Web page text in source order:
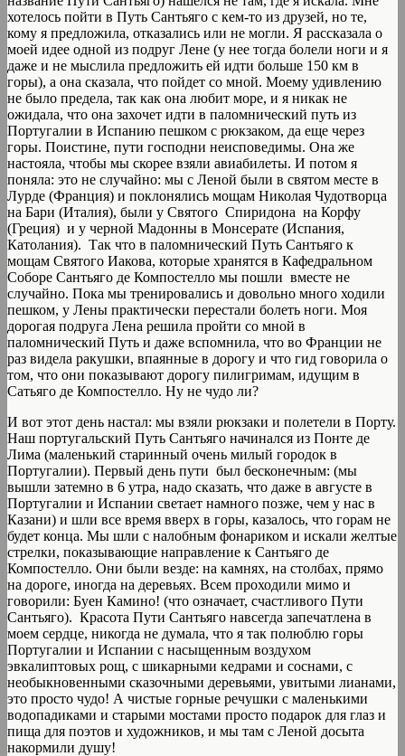
хотелось пойти в Путь Сантьяго с кем-то из друзей, но те,
кому я предложила, отказались или не могли. Я рассказала о
моей идее одной из подруг Лене (у нее тогда болели ноги и я
даже и не мыслила предложить ей идти больше 150 км в
горы), а она сказала, что пойдет со мной. Моему удивлению
не было предела, так как она любит море, и я никак не
ожидала, что она захочет идти в паломнический путь из
Португалии в Испанию пешком с рюкзаком, да еще через
горы. Поистине, пути господни неисповедимы. Она же
настояла, чтобы мы скорее взяли авиабилеты. И потом я
поняла: это не случайно: мы с Леной были в святом месте в
Лурде (Франция) и поклонялись мощам Николая Чудотворца
на Бари (Италия), были у Святого Спиридона на Корфу
(Греция) и у черной Мадонны в Монсерате (Испания,
Католания). Так что в паломнический Путь Сантьяго к
мощам Святого Иакова, которые хранятся в Кафедральном
Соборе Сантьяго де Компостелло мы пошли вместе не
случайно. Пока мы тренировались и довольно много ходили
пешком, у Лены практически перестали болеть ноги. Моя
дорогая подруга Лена решила пройти со мной в
паломнический Путь и даже вспомнила, что во Франции не
раз видела ракушки, впаянные в дорогу и что гид говорила о
том, что они показывают дорогу пилигримам, идущим в
Сатьяго де Компостелло. Ну не чудо ли?
И вот этот день настал: мы взяли рюкзаки и полетели в Порту.
Наш португальский Путь Сантьяго начинался из Понте де
Лима (маленький старинный очень милый городок в
Португалии). Первый день пути был бесконечным: (мы
вышли затемно в 6 утра, надо сказать, что даже в августе в
Португалии и Испании светает намного позже, чем у нас в
Казани) и шли все время вверх в горы, казалось, что горам не
будет конца. Мы шли с налобным фонариком и искали желтые
стрелки, показывающие направление к Сантьяго де
Компостелло. Они были везде: на камнях, на столбах, прямо
на дороге, иногда на деревьях. Всем проходили мимо и
говорили: Буен Камино! (что означает, счастливого Пути
Сантьяго). Красота Пути Сантьяго навсегда запечатлена в
моем сердце, никогда не думала, что я так полюблю горы
Португалии и Испании с насыщенным воздухом
эвкалиптовых рощ, с шикарными кедрами и соснами, с
необыкновенными сказочными деревьями, увитыми лианами,
это просто чудо! А чистые горные речушки с маленькими
водопадиками и старыми мостами просто подарок для глаз и
пища для поэтов и художников, и мы там с Леной досыта
накормили душу!